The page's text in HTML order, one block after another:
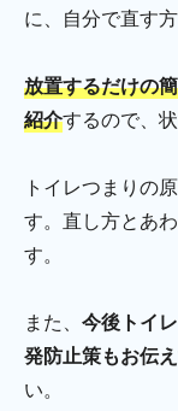
に、自分で直す
放置するだけの
紹介するので、
トイレつまりの
す。直し方とあ
す。
また、 今後トイ
発防止策もお伝
い。